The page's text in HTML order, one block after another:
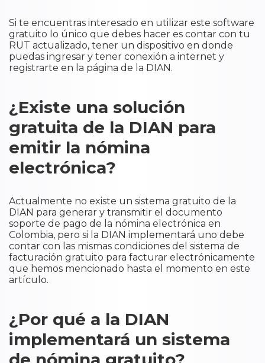
Si te encuentras interesado en utilizar este software
gratuito lo único que debes hacer es contar con tu
RUT actualizado, tener un dispositivo en donde
puedas ingresar y tener conexión a internet y
registrarte en la página de la DIAN.
¿Existe una solución
gratuita de la DIAN para
emitir la nómina
electrónica?
Actualmente no existe un sistema gratuito de la
DIAN para generar y transmitir el documento
soporte de pago de la nómina electrónica en
Colombia, pero si la DIAN implementará uno debe
contar con las mismas condiciones del sistema de
facturación gratuito para facturar electrónicamente
que hemos mencionado hasta el momento en este
artículo.
¿Por qué a la DIAN
implementará un sistema